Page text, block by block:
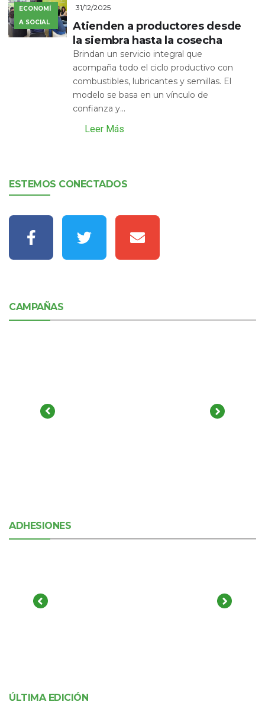
ECONOMÍ
A SOCIAL
31/12/2025
Atienden a productores desde
la siembra hasta la cosecha
Brindan un servicio integral que
acompaña todo el ciclo productivo con
combustibles, lubricantes y semillas. El
modelo se basa en un vínculo de
confianza y...
Leer Más
ESTEMOS CONECTADOS
CAMPAÑAS
ADHESIONES
ÚLTIMA EDICIÓN